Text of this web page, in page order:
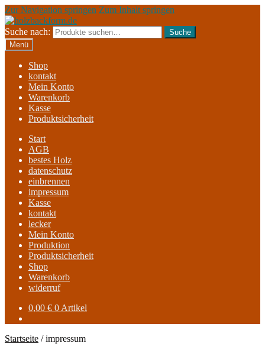
Zur Navigation springen Zum Inhalt springen
Suche nach:
Suche
Menü
Shop
kontakt
Mein Konto
Warenkorb
Kasse
Produktsicherheit
Start
AGB
bestes Holz
datenschutz
einbrennen
impressum
Kasse
kontakt
lecker
Mein Konto
Produktion
Produktsicherheit
Shop
Warenkorb
widerruf
0,00 € 0 Artikel
Startseite /impressum